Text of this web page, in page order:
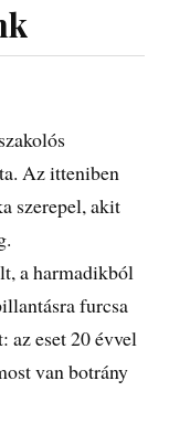
Az itteniben
szerepel, akit
a harmadikból
furcsa
az eset 20 évvel
van botrány